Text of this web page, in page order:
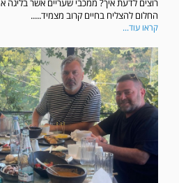
רוצים לדעת איך? ממכבי שעריים אשר בליגה
החלום להצליח בחיים קרוב מצמיד.....
קראו עוד...